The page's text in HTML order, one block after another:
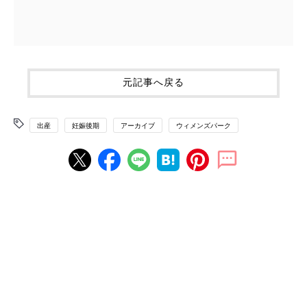
元記事へ戻る
出産 妊娠後期 アーカイブ ウィメンズパーク